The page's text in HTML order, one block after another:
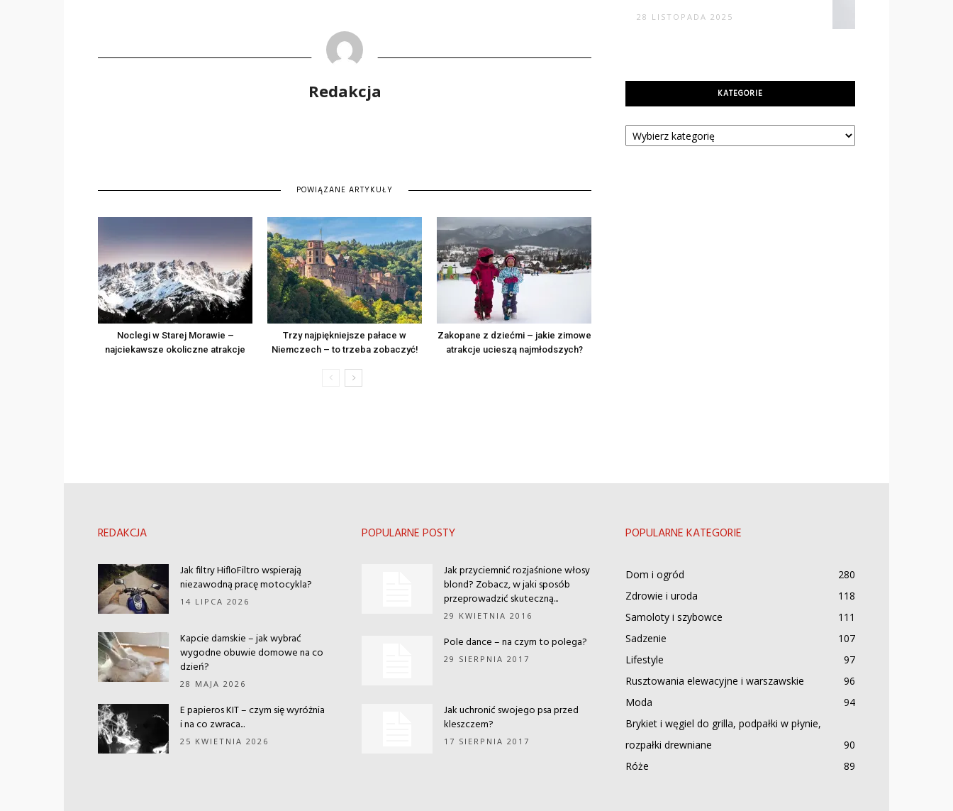
Redakcja
POWIĄZANE ARTYKUŁY
Noclegi w Starej Morawie –
najciekawsze okoliczne atrakcje
Trzy najpiękniejsze pałace w
Niemczech – to trzeba zobaczyć!
Zakopane z dziećmi – jakie zimowe
atrakcje ucieszą najmłodszych?
28 LISTOPADA 2025
KATEGORIE
Kategorie
REDAKCJA
Jak filtry HifloFiltro wspierają
niezawodną pracę motocykla?
14 LIPCA 2026
Kapcie damskie – jak wybrać
wygodne obuwie domowe na co
dzień?
28 MAJA 2026
E papieros KIT – czym się wyróżnia
i na co zwraca...
25 KWIETNIA 2026
POPULARNE POSTY
Jak przyciemnić rozjaśnione włosy
blond? Zobacz, w jaki sposób
przeprowadzić skuteczną...
29 KWIETNIA 2016
Pole dance – na czym to polega?
29 SIERPNIA 2017
Jak uchronić swojego psa przed
kleszczem?
17 SIERPNIA 2017
POPULARNE KATEGORIE
Dom i ogród
280
Zdrowie i uroda
118
Samoloty i szybowce
111
Sadzenie
107
Lifestyle
97
Rusztowania elewacyjne i warszawskie
96
Moda
94
Brykiet i węgiel do grilla, podpałki w płynie,
rozpałki drewniane
90
Róże
89